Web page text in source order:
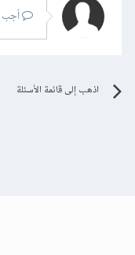
أجب
اذهب إلى قائمة الأسئلة